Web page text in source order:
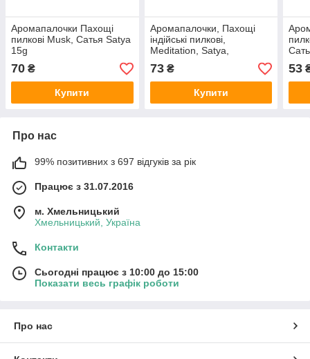
Аромапалочки Пахощі
пилкові Musk, Сатья Satya
15g
70 ₴
Купити
Аромапалочки, Пахощі
індійські пилкові,
Meditation, Satya,
73₴
Купити
г
53
Про нас
99% позитивних з 697 відгуків за рік
Працює з 31.07.2016
м. Хмельницький
Хмельницький, Україна
Контакти
Сьогодні працює з 10:00 до 15:00
Показати весь графік роботи
Про нас